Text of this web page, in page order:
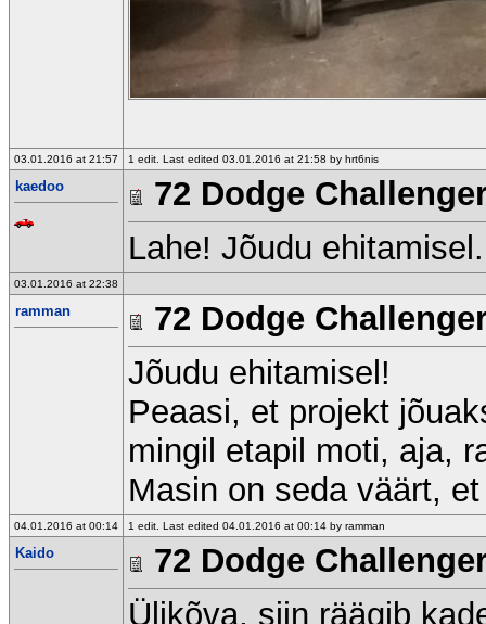
03.01.2016 at 21:57 1 edit. Last edited 03.01.2016 at 21:58 by hrt6nis
kaedoo
72 Dodge
Lahe! Jõudu
03.01.2016 at 22:38
ramman
72 Dodge
Jõudu ehitamisel!
Peaasi, et projekt
mingil etapil moti, aja,
Masin on seda väärt,
04.01.2016 at 00:14 1 edit. Last edited 04.01.2016 at 00:14 by ramman
Kaido
72 Dodge
Ülikõva, siin räägib